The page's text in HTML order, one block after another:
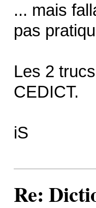
... mais
pas
Les 2
CEDICT.
iS
Re: